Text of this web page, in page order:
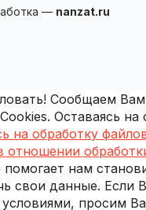
— nanzat.ru
Сообщаем
Оставаясь на
на обработку
отношении
помогает нам
свои данные. Если
просим